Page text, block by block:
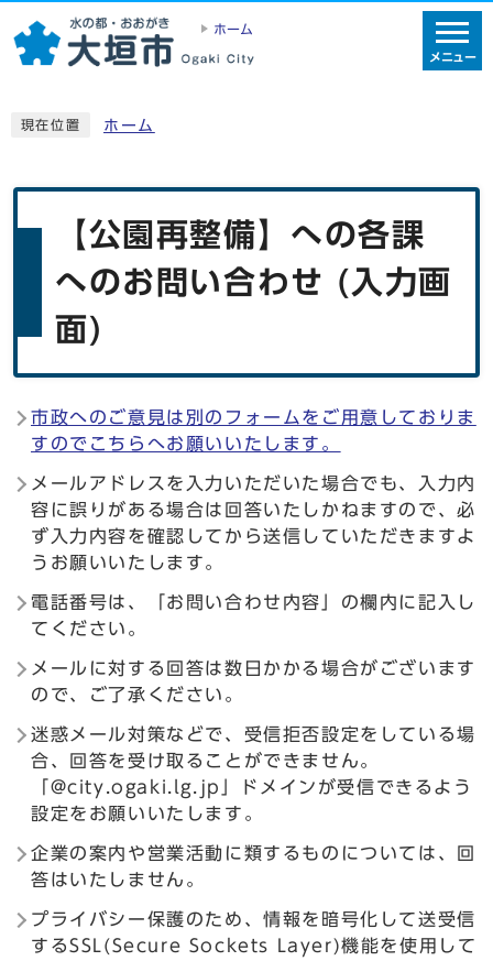
ホーム
メニュー
現在位置 ホーム
【公園再整備】への各課
へのお問い合わせ (入力画
面)
市政へのご意見は別のフォームをご用意しておりま
すのでこちらへお願いいたします。
メールアドレスを入力いただいた場合でも、入力内
容に誤りがある場合は回答いたしかねますので、必
ず入力内容を確認してから送信していただきますよ
うお願いいたします。
電話番号は、「お問い合わせ内容」の欄内に記入し
てください。
メールに対する回答は数日かかる場合がございます
ので、ご了承ください。
迷惑メール対策などで、受信拒否設定をしている場
合、回答を受け取ることができません。
「@city.ogaki.lg.jp」ドメインが受信できるよう
設定をお願いいたします。
企業の案内や営業活動に類するものについては、回
答はいたしません。
プライバシー保護のため、情報を暗号化して送受信
するSSL(Secure Sockets Layer)機能を使用して